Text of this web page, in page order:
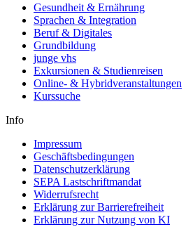
Gesundheit & Ernährung
Sprachen & Integration
Beruf & Digitales
Grundbildung
junge vhs
Exkursionen & Studienreisen
Online- & Hybridveranstaltungen
Kurssuche
Info
Impressum
Geschäftsbedingungen
Datenschutzerklärung
SEPA Lastschriftmandat
Widerrufsrecht
Erklärung zur Barrierefreiheit
Erklärung zur Nutzung von KI